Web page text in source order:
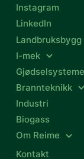
Instagram
LinkedIn
Landbruksbygg
I-mek
Brannteknikk
Industri
Biogass
Om Reime
Kontakt